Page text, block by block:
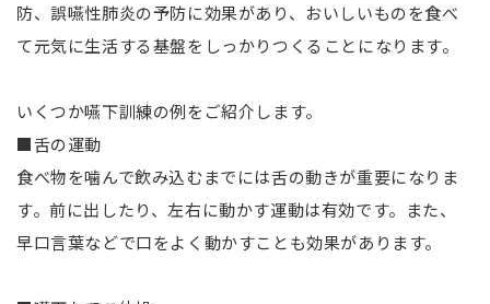
防、誤嚥性肺炎の予防に効果があり、おいしいものを食べ
て元気に生活する基盤をしっかりつくることになります。
いくつか嚥下訓練の例をご紹介します。
■舌の運動
食べ物を噛んで飲み込むまでには舌の動きが重要になりま
す。前に出したり、左右に動かす運動は有効です。また、
早口言葉などで口をよく動かすことも効果があります。